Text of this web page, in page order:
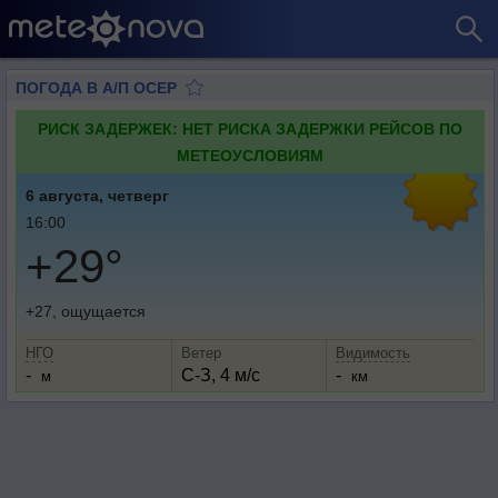
ПОГОДА В А/П ОСЕР
РИСК ЗАДЕРЖЕК: НЕТ РИСКА ЗАДЕРЖКИ РЕЙСОВ ПО
МЕТЕОУСЛОВИЯМ
6 августа, четверг
16:00
+29°
+27, ощущается
НГО
- м
Ветер
С-З, 4 м/с
Видимость
- км